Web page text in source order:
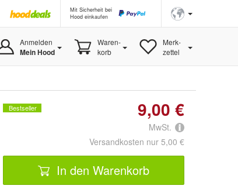
Mit Sicherheit bei
Hood einkaufen
Anmelden
Mein Hood
Waren-
korb
Merk-
zettel
Bestseller 9,00 €
MwSt.
Versandkosten nur 5,00 €
In den Warenkorb